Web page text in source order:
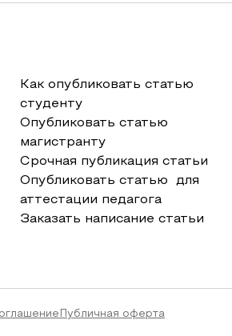
Как опубликовать статью
студенту
Опубликовать статью
магистранту
Срочная публикация статьи
Опубликовать статью для
аттестации педагога
Заказать написание статьи
Публичная оферта